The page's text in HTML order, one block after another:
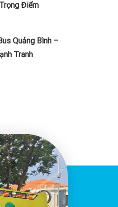
Điểm
Quảng Bình –
Tranh